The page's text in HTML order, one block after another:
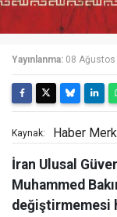
Yayınlanma: 08
Kaynak: Haber
İran Ulusal
Muhammed
değiştirmemesi